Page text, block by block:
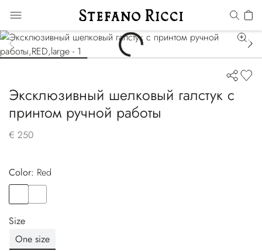
Эксклюзивный шелковый галстук с
принтом ручной работы
€ 250
Color:
red
Size
One size